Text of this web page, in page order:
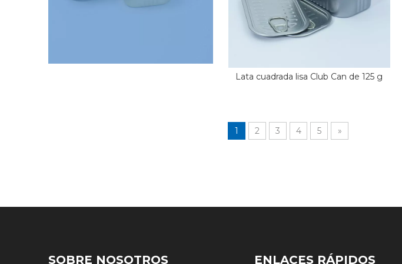
Lata cuadrada lisa Club Can de 125 g
1 2 3 4 5 »
SOBRE NOSOTROS ENLACES RÁPIDOS